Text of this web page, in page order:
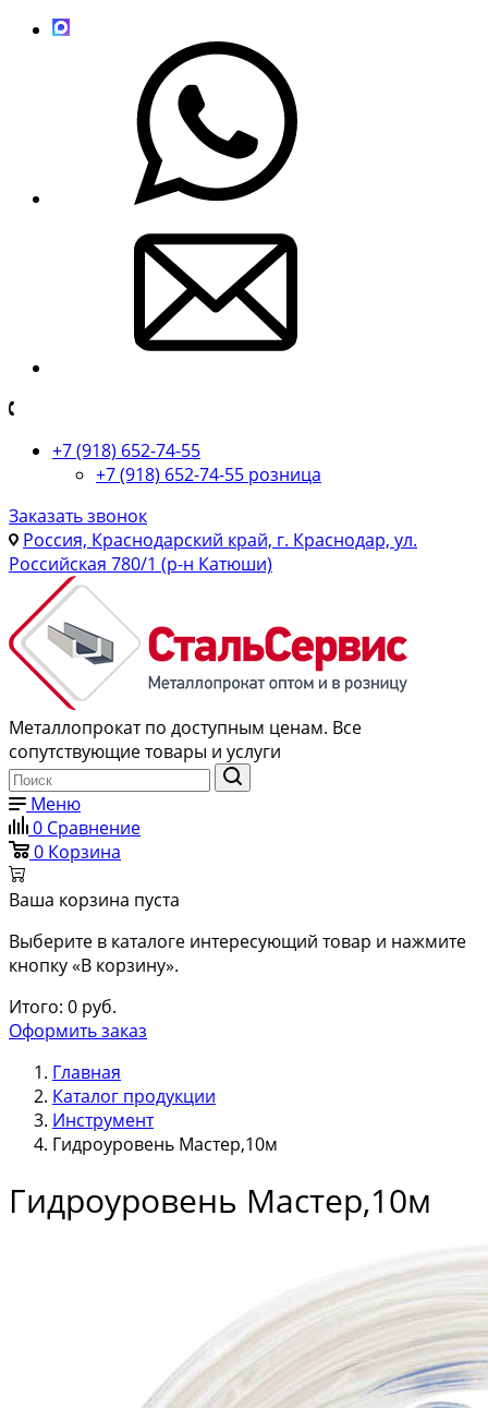
+7 (918) 652-74-55
+7 (918) 652-74-55 розница
Заказать звонок
Россия, Краснодарский край, г. Краснодар, ул.
Российская 780/1 (р-н Катюши)
Металлопрокат по доступным ценам. Все
сопутствующие товары и услуги
Меню
0 Сравнение
0 Корзина
Ваша корзина пуста
Выберите в каталоге интересующий товар и нажмите
кнопку «В корзину».
Итого: 0 руб.
Оформить заказ
Главная
Каталог продукции
Инструмент
Гидроуровень Мастер,10м
Гидроуровень Мастер,10м